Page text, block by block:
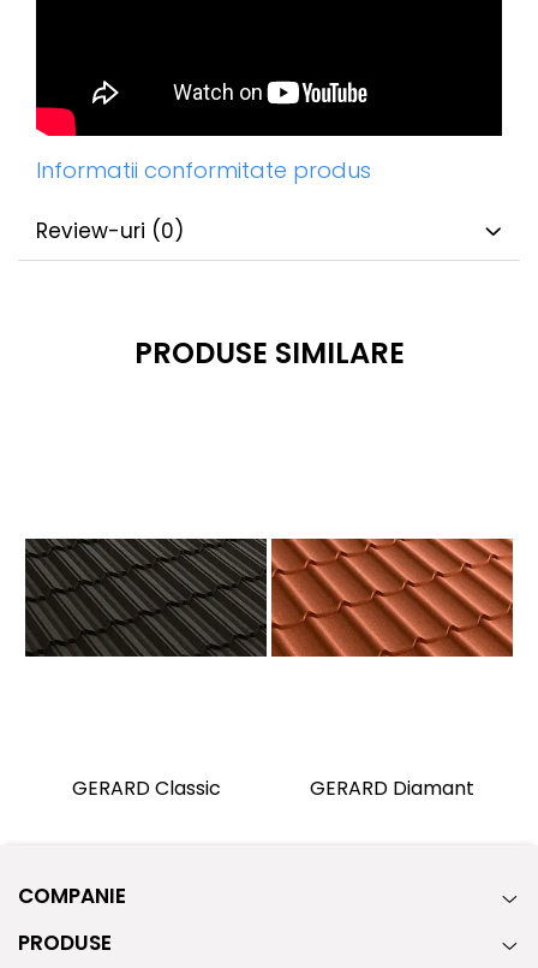
Informatii conformitate produs
Review-uri (0)
PRODUSE SIMILARE
GERARD Classic GERARD Diamant
COMPANIE
PRODUSE